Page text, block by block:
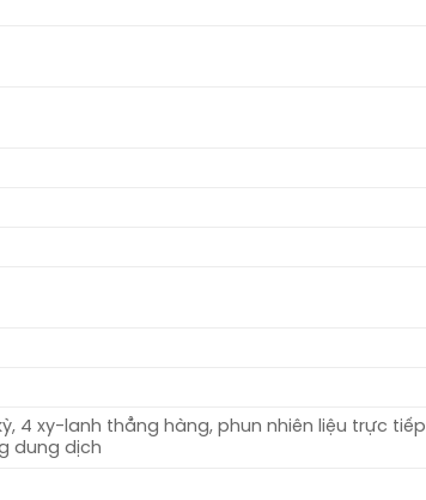
4 xy-lanh thẳng hàng, phun nhiên liệu trực tiếp
dung dịch